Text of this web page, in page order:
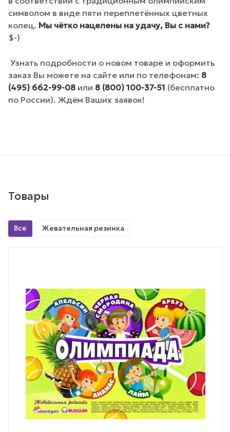
символом в виде пяти переплетённых цветных
колец. Мы чётко нацелены на удачу, Вы с нами?
$-)
Узнать подробности о новом товаре и оформить
заказ Вы можете на сайте или по телефонам: 8
(495) 662-99-08 или 8 (800) 100-37-51 (бесплатно
по России). Ждём Ваших заявок!
Товары
Все Жевательная резинка